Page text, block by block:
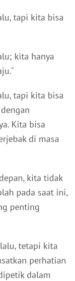
tapi kita bisa
kita hanya
tapi kita bisa
Kita bisa
di masa
kita tidak
pada saat ini,
penting
tetapi kita
perhatian
dalam